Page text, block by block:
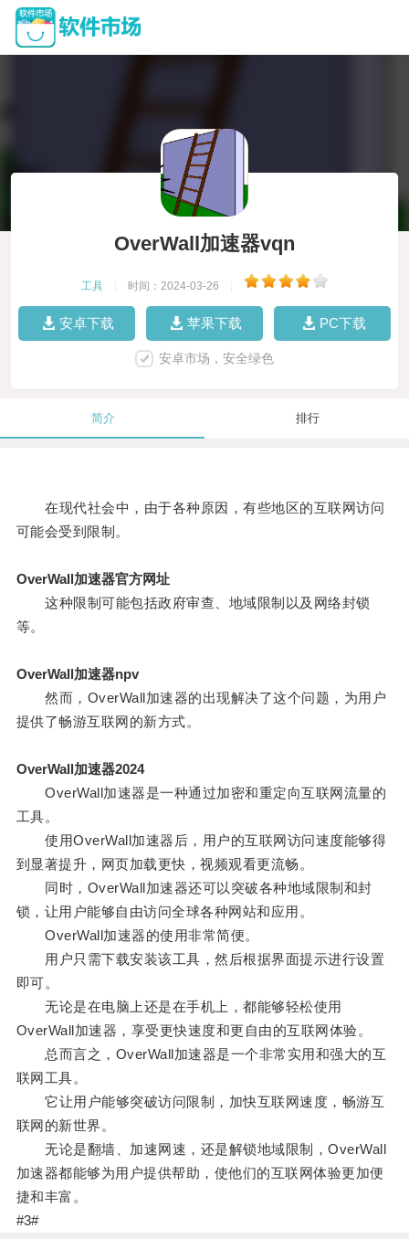
OverWall加速器vqn
工具 时间：2024-03-26
安卓下载 苹果下载 PC下载
安卓市场，安全绿色
简介 排行
在现代社会中，由于各种原因，有些地区的互联网访问
可能会受到限制。
OverWall加速器官方网址
这种限制可能包括政府审查、地域限制以及网络封锁
等。
OverWall加速器npv
然而，OverWall加速器的出现解决了这个问题，为用户
提供了畅游互联网的新方式。
OverWall加速器2024
OverWall加速器是一种通过加密和重定向互联网流量的
工具。
使用OverWall加速器后，用户的互联网访问速度能够得
到显著提升，网页加载更快，视频观看更流畅。
同时，OverWall加速器还可以突破各种地域限制和封
锁，让用户能够自由访问全球各种网站和应用。
OverWall加速器的使用非常简便。
用户只需下载安装该工具，然后根据界面提示进行设置
即可。
无论是在电脑上还是在手机上，都能够轻松使用
OverWall加速器，享受更快速度和更自由的互联网体验。
总而言之，OverWall加速器是一个非常实用和强大的互
联网工具。
它让用户能够突破访问限制，加快互联网速度，畅游互
联网的新世界。
无论是翻墙、加速网速，还是解锁地域限制，OverWall
加速器都能够为用户提供帮助，使他们的互联网体验更加便
捷和丰富。
#3#